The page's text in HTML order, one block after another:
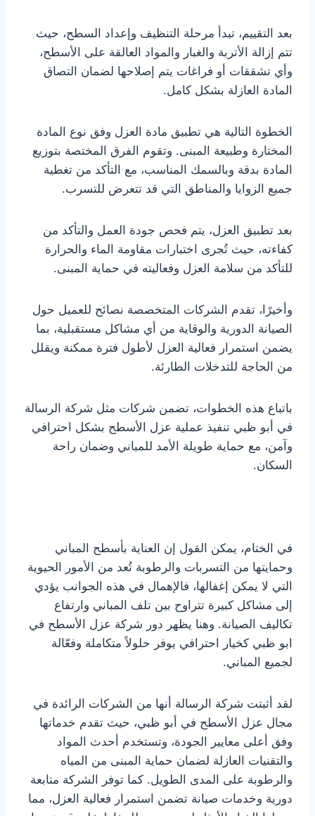
بعد التقييم، تبدأ مرحلة التنظيف وإعداد السطح، حيث
تتم إزالة الأتربة والغبار والمواد العالقة على الأسطح،
وأي تشققات أو فراغات يتم إصلاحها لضمان التصاق
المادة العازلة بشكل كامل.
الخطوة التالية هي تطبيق مادة العزل وفق نوع المادة
المختارة وطبيعة المبنى. وتقوم الفرق المختصة بتوزيع
المادة بدقة وبالسمك المناسب، مع التأكد من تغطية
جميع الزوايا والمناطق التي قد تتعرض للتسرب.
بعد تطبيق العزل، يتم فحص جودة العمل والتأكد من
كفاءته، حيث تُجرى اختبارات مقاومة الماء والحرارة
للتأكد من سلامة العزل وفعاليته في حماية المبنى.
وأخيرًا، تقدم الشركات المتخصصة نصائح للعميل حول
الصيانة الدورية والوقاية من أي مشاكل مستقبلية، بما
يضمن استمرار فعالية العزل لأطول فترة ممكنة ويقلل
من الحاجة للتدخلات الطارئة.
باتباع هذه الخطوات، تضمن شركات مثل شركة الرسالة
في أبو ظبي تنفيذ عملية عزل الأسطح بشكل احترافي
وآمن، مع حماية طويلة الأمد للمباني وضمان راحة
السكان.
في الختام، يمكن القول إن العناية بأسطح المباني
وحمايتها من التسربات والرطوبة تُعد من الأمور الحيوية
التي لا يمكن إغفالها، فالإهمال في هذه الجوانب يؤدي
إلى مشاكل كبيرة تتراوح بين تلف المباني وارتفاع
تكاليف الصيانة. وهنا يظهر دور شركة عزل الأسطح في
ابو ظبي كخيار احترافي يوفر حلولاً متكاملة وفعّالة
لجميع المباني.
لقد أثبتت شركة الرسالة أنها من الشركات الرائدة في
مجال عزل الأسطح في أبو ظبي، حيث تقدم خدماتها
وفق أعلى معايير الجودة، وتستخدم أحدث المواد
والتقنيات العازلة لضمان حماية المبنى من المياه
والرطوبة على المدى الطويل. كما توفر الشركة متابعة
دورية وخدمات صيانة تضمن استمرار فعالية العزل، مما